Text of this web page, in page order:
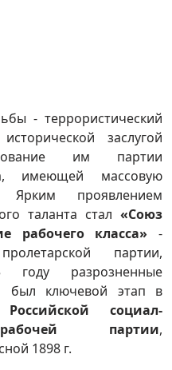
- террористический
заслугой
им партии
имеющей массовую
Ярким проявлением
таланта стал «Союз
рабочего класса» -
партии,
разрозненные
был ключевой этап в
социал-
партии,
1898 г.